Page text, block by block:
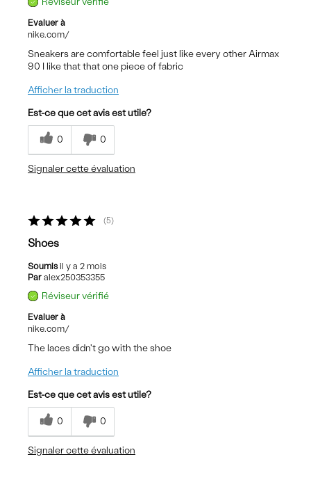
Evaluer à
nike.com/
Sneakers are comfortable feel just like every other Airmax
90 I like that that one piece of fabric
Afficher la traduction
Est-ce que cet avis est utile?
0 0
Signaler cette évaluation
5
Shoes
Soumisil y a 2 mois
Par alex250353355
Réviseur vérifié
Evaluer à
nike.com/
The laces didn't go with the shoe
Afficher la traduction
Est-ce que cet avis est utile?
0 0
Signaler cette évaluation